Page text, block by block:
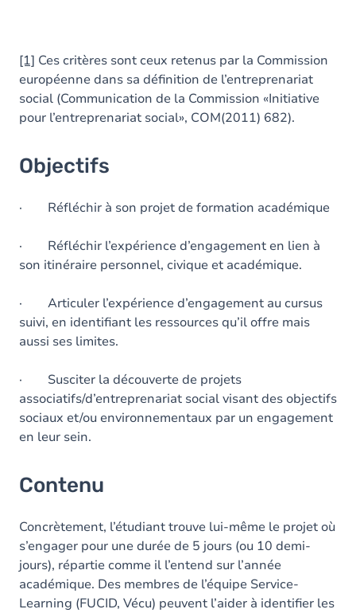
[1] Ces critères sont ceux retenus par la Commission
européenne dans sa définition de l’entreprenariat
social (Communication de la Commission «Initiative
pour l’entreprenariat social», COM(2011) 682).
Objectifs
· Réfléchir à son projet de formation académique
· Réfléchir l’expérience d’engagement en lien à
son itinéraire personnel, civique et académique.
· Articuler l’expérience d’engagement au cursus
suivi, en identifiant les ressources qu’il offre mais
aussi ses limites.
· Susciter la découverte de projets
associatifs/d’entreprenariat social visant des objectifs
sociaux et/ou environnementaux par un engagement
en leur sein.
Contenu
Concrètement, l’étudiant trouve lui-même le projet où
s’engager pour une durée de 5 jours (ou 10 demi-
jours), répartie comme il l’entend sur l’année
académique. Des membres de l’équipe Service-
Learning (FUCID, Vécu) peuvent l’aider à identifier les